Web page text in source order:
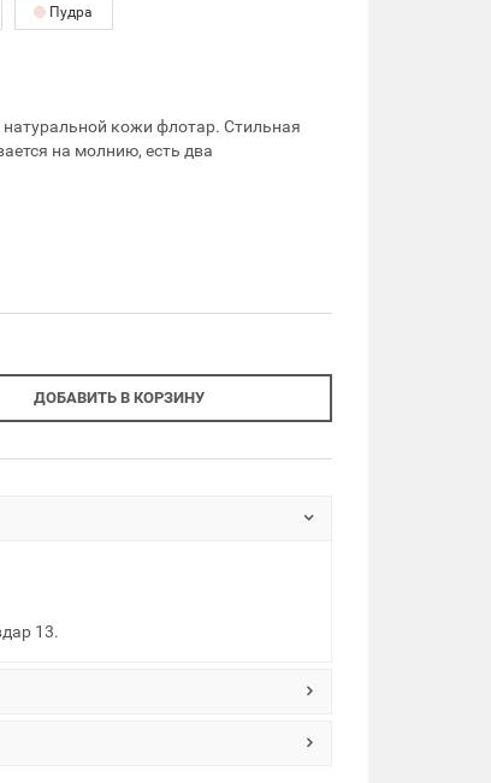
Пудра
натуральной кожи флотар. Стильная
на молнию, есть два
ДОБАВИТЬ В КОРЗИНУ
13.